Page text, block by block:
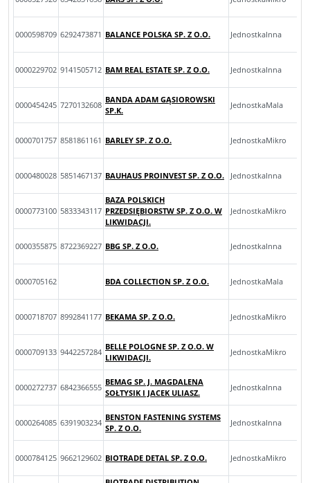
0000598709 6292473871 BALANCE POLSKA SP. Z O.O. JednostkaInna
0000229702 9141505712 BAM REAL ESTATE SP. Z O.O. JednostkaInna
0000454245 7270132608
BANDA ADAM GĄSIOROWSKI
SP.K.
JednostkaMala
0000701757 8581861161 BARLEY SP. Z O.O. JednostkaMikro
0000480028 5851467137 BAUHAUS PROINVEST SP. Z O.O. JednostkaInna
0000773100 5833343117
BAZA POLSKICH
PRZEDSIĘBIORSTW SP. Z O.O. W
LIKWIDACJI.
JednostkaMikro
0000355875 8722369227 BBG SP. Z O.O. JednostkaInna
0000705162 BDA COLLECTION SP. Z O.O. JednostkaMala
0000718707 8992841177 BEKAMA SP. Z O.O. JednostkaMikro
0000709133 9442257284
BELLE POLOGNE SP. Z O.O. W
LIKWIDACJI.
JednostkaMikro
0000272737 6842366555
BEMAG SP. J. MAGDALENA
SOŁTYSIK I JACEK ULIASZ.
JednostkaInna
0000264085 6391903234
BENSTON FASTENING SYSTEMS
SP. Z O.O.
JednostkaInna
0000784125 9662129602 BIOTRADE DETAL SP. Z O.O. JednostkaMikro